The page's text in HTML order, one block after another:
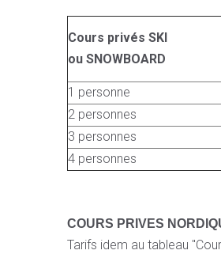
Cours privés SKI
ou SNOWBOARD
1 personne
2 personnes
3 personnes
4 personnes
COURS PRIVES
Tarifs idem au tableau